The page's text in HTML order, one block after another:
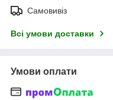
Самовивіз
Всі умови доставки
Умови оплати